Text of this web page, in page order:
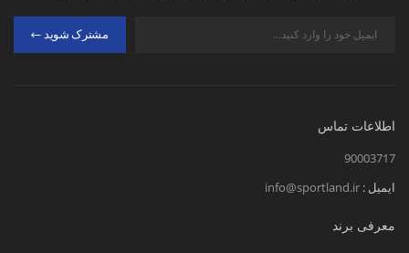
مشترک شوید
اطلاعات تماس
90003717
ایمیل : info@sportland.ir
معرفی برند